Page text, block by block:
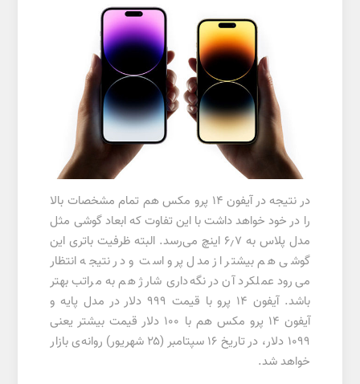
در نتیجه در آیفون ۱۴ پرو مکس هم تمام مشخصات بالا
را در خود خواهد داشت با این تفاوت که ابعاد گوشی مثل
مدل پلاس به ۶٫۷ اینچ می‌رسد. البته ظرفیت باتری این
گوشی هم بیشتر از مدل پرو است و در نتیجه انتظار
می‌رود عملکرد آن در نگه‌داری شارژ هم به مراتب بهتر
باشد. آیفون ۱۴ پرو با قیمت ۹۹۹ دلار در مدل پایه و
آیفون ۱۴ پرو مکس هم با ۱۰۰ دلار قیمت بیشتر یعنی
۱۰۹۹ دلار، در تاریخ ۱۶ سپتامبر (۲۵ شهریور) روانه‌ی بازار
خواهد شد.